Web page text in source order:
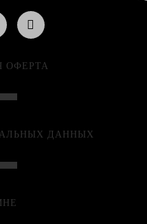
ОФЕРТА
ДАННЫХ